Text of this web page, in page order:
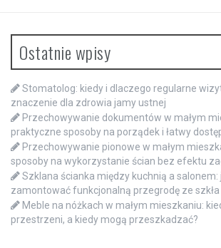
Ostatnie wpisy
Stomatolog: kiedy i dlaczego regularne
znaczenie dla zdrowia jamy ustnej
Przechowywanie dokumentów w małym
praktyczne sposoby na porządek i łatwy
Przechowywanie pionowe w małym
sposoby na wykorzystanie ścian bez efektu
Szklana ścianka między kuchnią a salonem:
zamontować funkcjonalną przegrodę ze
Meble na nóżkach w małym mieszkaniu:
przestrzeni, a kiedy mogą przeszkadzać?